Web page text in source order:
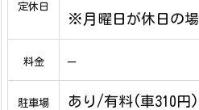
定休日
※月曜日が休日の
料金 –
駐車場 あり/有料(車310円)